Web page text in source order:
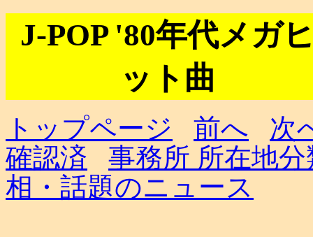
J-POP '80年代メガ
ット曲
トップページ 前へ
次
確認済
事務所 所在地分
相・話題のニュース